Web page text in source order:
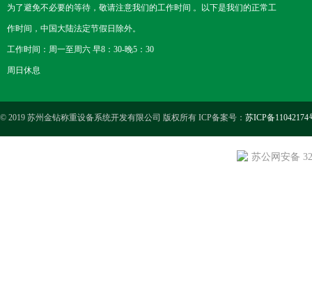
为了避免不必要的等待，敬请注意我们的工作时间 。以下是我们的正常工
作时间，中国大陆法定节假日除外。
工作时间：周一至周六 早8：30-晚5：30
周日休息
© 2019 苏州金钻称重设备系统开发有限公司 版权所有 ICP备案号： 苏ICP备11042174
苏公网安备